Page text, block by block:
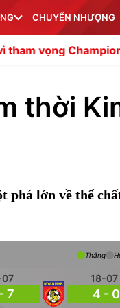
CHUYỂN NHƯỢNG
League
thời
phá lớn về thể
7
18-07
4 - 0
Thắng